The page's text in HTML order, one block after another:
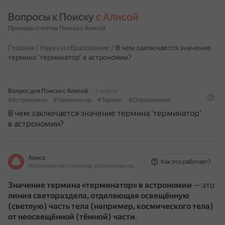
Вопросы к Поиску с Алисой
Примеры ответов Поиска с Алисой
Главная / Наука и образование / В чем заключается значение
термина 'терминатор' в астрономии?
Вопрос для Поиска с Алисой
3 марта
#Астрономия
#Терминатор #Термин #Определение
В чем заключается значение термина 'терминатор'
в астрономии?
Алиса
На основе источников, возможны неточности
Как это работает?
Значение термина «терминатор» в астрономии — это
линия светораздела, отделяющая освещённую
(светлую) часть тела (например, космического тела)
от неосвещённой (тёмной) части.